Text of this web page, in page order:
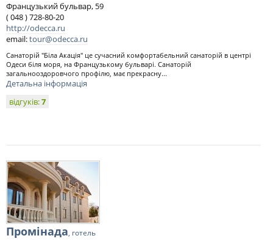
Французький бульвар, 59
( 048 ) 728-80-20
http://odecca.ru
email:tour@odecca.ru
Санаторій "Біла Акація" це сучасний комфортабельний санаторій в центрі
Одеси біля моря, на Французькому бульварі. Санаторій
загальнооздоровчого профілю, має прекрасну...
Детальна інформація
відгуків:7
Промінада, готель